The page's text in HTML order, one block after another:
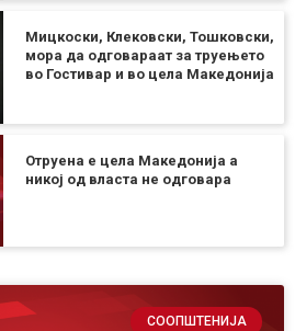
Мицкоски, Клековски, Тошковски,
мора да одговараат за труењето
во Гостивар и во цела Македонија
Отруена е цела Македонија а
никој од власта не одговара
СООПШТЕНИЈА